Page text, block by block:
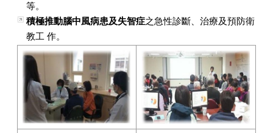
等。
積極推動腦中風病患及失智症之急性診斷、治療及預防衛
教工 作。